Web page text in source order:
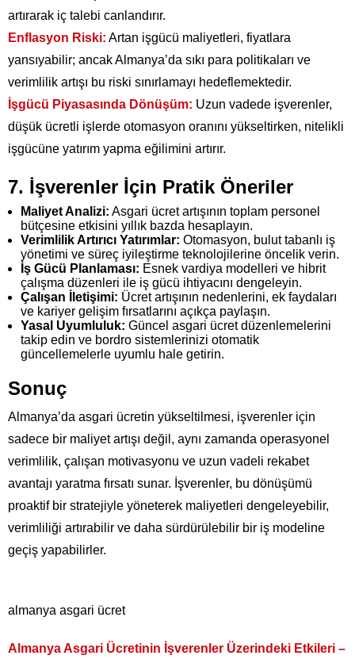
artırarak iç talebi canlandırır.
Enflasyon Riski: Artan işgücü maliyetleri, fiyatlara
yansıyabilir; ancak Almanya’da sıkı para politikaları ve
verimlilik artışı bu riski sınırlamayı hedeflemektedir.
İşgücü Piyasasında Dönüşüm: Uzun vadede işverenler,
düşük ücretli işlerde otomasyon oranını yükseltirken, nitelikli
işgücüne yatırım yapma eğilimini artırır.
7. İşverenler İçin Pratik Öneriler
Maliyet Analizi: Asgari ücret artışının toplam personel
bütçesine etkisini yıllık bazda hesaplayın.
Verimlilik Artırıcı Yatırımlar: Otomasyon, bulut tabanlı iş
yönetimi ve süreç iyileştirme teknolojilerine öncelik verin.
İş Gücü Planlaması: Esnek vardiya modelleri ve hibrit
çalışma düzenleri ile iş gücü ihtiyacını dengeleyin.
Çalışan İletişimi: Ücret artışının nedenlerini, ek faydaları
ve kariyer gelişim fırsatlarını açıkça paylaşın.
Yasal Uyumluluk: Güncel asgari ücret düzenlemelerini
takip edin ve bordro sistemlerinizi otomatik
güncellemelerle uyumlu hale getirin.
Sonuç
Almanya’da asgari ücretin yükseltilmesi, işverenler için
sadece bir maliyet artışı değil, aynı zamanda operasyonel
verimlilik, çalışan motivasyonu ve uzun vadeli rekabet
avantajı yaratma fırsatı sunar. İşverenler, bu dönüşümü
proaktif bir stratejiyle yöneterek maliyetleri dengeleyebilir,
verimliliği artırabilir ve daha sürdürülebilir bir iş modeline
geçiş yapabilirler.
almanya asgari ücret
Almanya Asgari Ücretinin İşverenler Üzerindeki Etkileri –